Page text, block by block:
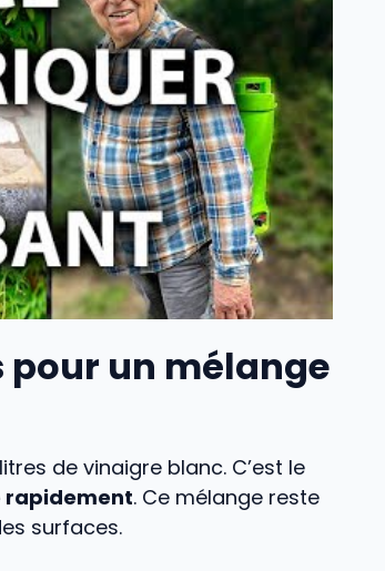
pour un mélange
de vinaigre blanc. C’est le
rapidement. Ce mélange reste
surfaces.